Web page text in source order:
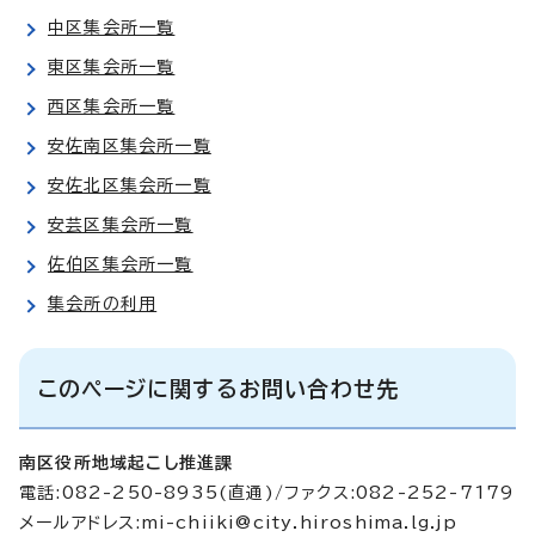
中区集会所一覧
東区集会所一覧
西区集会所一覧
安佐南区集会所一覧
安佐北区集会所一覧
安芸区集会所一覧
佐伯区集会所一覧
集会所の利用
このページに関するお問い合わせ先
南区役所地域起こし推進課
電話:082-250-8935(直通)/ファクス:082-252-7179
メールアドレス: mi-chiiki@city.hiroshima.lg.jp